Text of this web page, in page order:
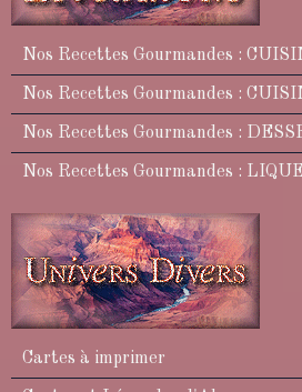
Nos Recettes Gourmandes :
Nos Recettes Gourmandes :
Nos Recettes Gourmandes :
Nos Recettes Gourmandes :
Cartes à imprimer